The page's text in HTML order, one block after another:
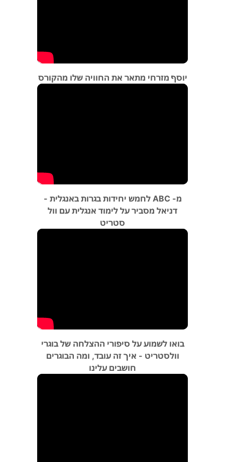
יוסף מזרחי מתאר את החוויה שלו מהקורס
מ- ABC לחמש יחידות בגרות באנגלית -
דניאל מסביר על לימוד אנגלית עם וול
סטריט
בואו לשמוע על סיפורי ההצלחה של בוגרי
וולסטריט - איך זה עובד, ומה הבוגרים
חושבים עלינו